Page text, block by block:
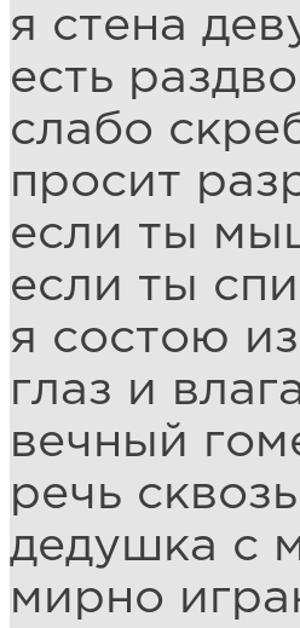
я стена
есть
слабо
просит
если ты
если ты
я состою
глаз и
вечный
речь
дедушка с
мирно